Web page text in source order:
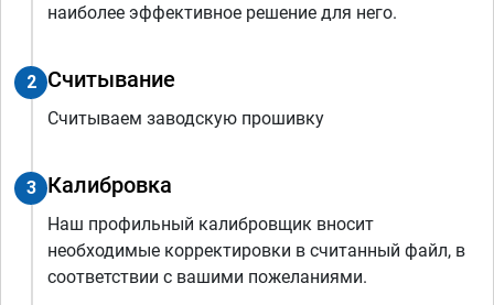
наиболее эффективное решение для него.
2 Считывание
Считываем заводскую прошивку
3 Калибровка
Наш профильный калибровщик вносит
необходимые корректировки в считанный файл, в
соответствии с вашими пожеланиями.